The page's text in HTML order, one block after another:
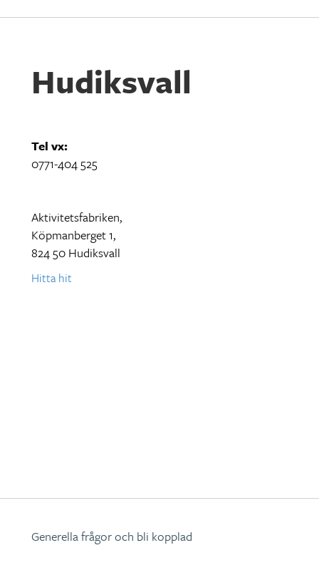
Hudiksvall
Tel vx:
0771-404 525
Aktivitetsfabriken,
Köpmanberget 1,
824 50 Hudiksvall
Hitta hit
Generella frågor och bli kopplad